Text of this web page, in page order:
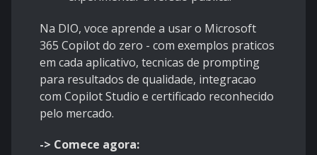
Na DIO, voce aprende a usar o Microsoft
365 Copilot do zero - com exemplos praticos
em cada aplicativo, tecnicas de prompting
para resultados de qualidade, integracao
com Copilot Studio e certificado reconhecido
pelo mercado.
-> Comece agora: